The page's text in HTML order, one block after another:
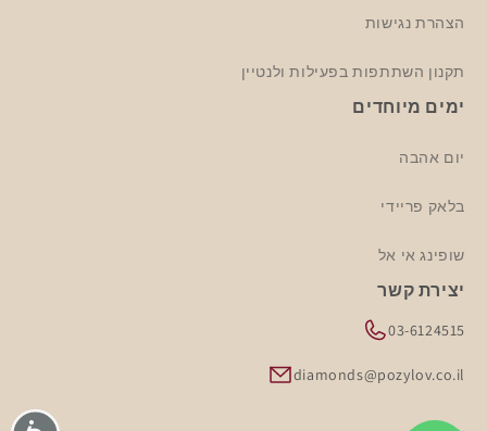
הצהרת נגישות
תקנון השתתפות בפעילות ולנטיין
ימים מיוחדים
יום אהבה
בלאק פריידי
שופינג אי אל
יצירת קשר
03-6124515
diamonds@pozylov.co.il